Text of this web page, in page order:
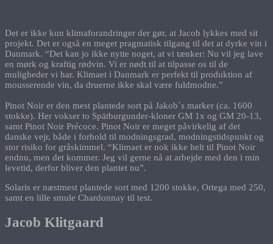
Det er ikke kun klimaforandringer der gør, at Jacob lykkes med sit
projekt. Det er også en meget pragmatisk tilgang til det at dyrke vin i
Danmark. “Det kan jo ikke nytte noget, at vi tænker: Nu vil jeg lave
en mørk og kraftig rødvin. Vi er nødt til at tilpasse os til de
muligheder vi har. Klimaet i Danmark er perfekt til produktion af
mousserende vin, da druerne ikke skal være fuldmodne.”
Pinot Noir er den mest plantede sort på Jakob´s marker (ca. 1600
stokke). Her vokser to Spätburgunder-kloner GM 1x og GM 20-13,
samt Pinot Noir Précoce. Pinot Noir er meget påvirkelig af det
danske vejr, både i forhold til modningsgrad, modningstidspunkt og
stor risiko for gråskimmel. “Klimaet er nok ikke helt til Pinot Noir
endnu, men det kommer. Jeg vil gerne nå at arbejde med den i min
levetid, derfor bliver den plantet nu”.
Solaris er næstmest plantede sort med 1200 stokke, Ortega med 250,
samt en lille smule Chardonnay til test.
Jacob Klitgaard